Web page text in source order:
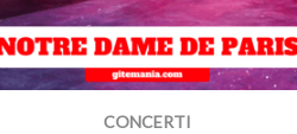
CONCERTI